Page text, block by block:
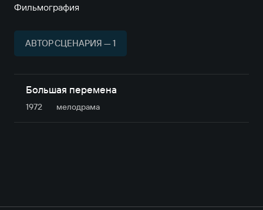
Фильмография
АВТОР СЦЕНАРИЯ — 1
Большая перемена
1972 мелодрама